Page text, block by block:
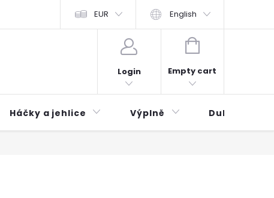
Ochrana osobních údajů Zásady
EUR English
Login
SHOPPING
Empty cart
Háčky a jehlice Výplně Duhová